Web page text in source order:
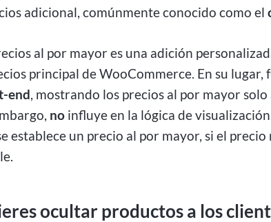
adicional, comúnmente conocido como el
al por mayor es una adición
principal de WooCommerce. En su lugar,
end, mostrando los precios al por mayor
no influye en la lógica de
establece un precio al por mayor, si el
ocultar productos a los